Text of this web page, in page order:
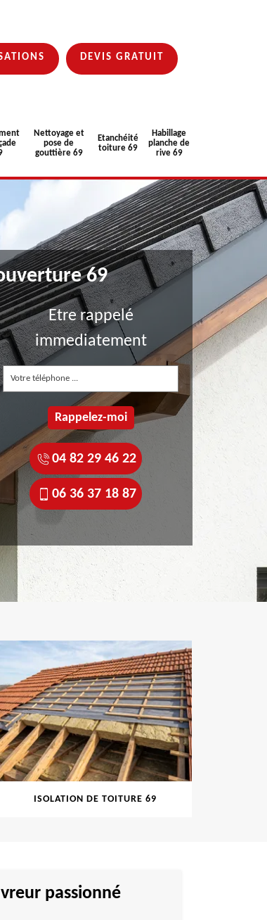
DEVIS GRATUIT
Nettoyage et
pose de
gouttière 69
Etanchéité
toiture 69
Habillage
planche de
rive 69
69
Etre rappelé
immediatement
04 82 29 46 22
06 36 37 18 87
ISOLATION DE TOITURE 69
passionné